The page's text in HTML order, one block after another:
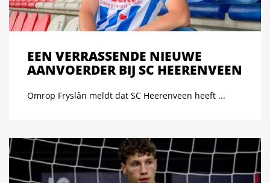
EEN VERRASSENDE NIEUWE
AANVOERDER BIJ SC HEERENVEEN
Omrop Fryslân meldt dat SC Heerenveen heeft ...